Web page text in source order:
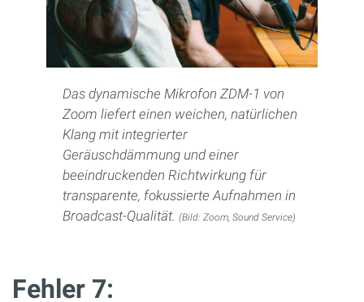
Das dynamische Mikrofon ZDM-1 von
Zoom liefert einen weichen, natürlichen
Klang mit integrierter
Geräuschdämmung und einer
beeindruckenden Richtwirkung für
transparente, fokussierte Aufnahmen in
Broadcast-Qualität. (Bild: Zoom, Sound Service)
Fehler 7: